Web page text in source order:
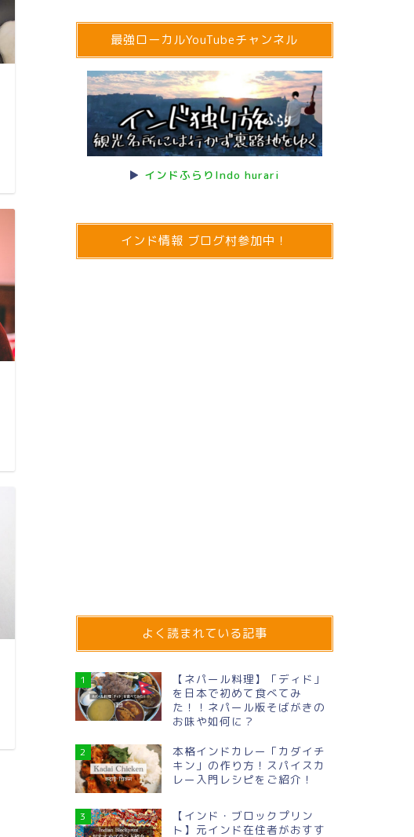
ド文化とファッション好きなら知っ
と代表的デザインまとめ
【パラクパニール（サグパニー
ル）】ほうれん草とインド版チーズ
最強ローカルYouTubeチャンネル
▶ インドふらりIndo hurari
インド情報 ブログ村参加中！
よく読まれている記事
1
【ネパール料理】「ディド」
を日本で初めて食べてみ
た！！ネパール版そばがきの
お味や如何に？
2
本格インドカレー「カダイチ
キン」の作り方！スパイスカ
レー入門レシピをご紹介！
3
【インド・ブロックプリン
ト】元インド在住者がおすす